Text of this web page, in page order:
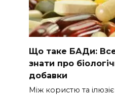
Що таке БАДи:
знати про
добавки
Між користю та